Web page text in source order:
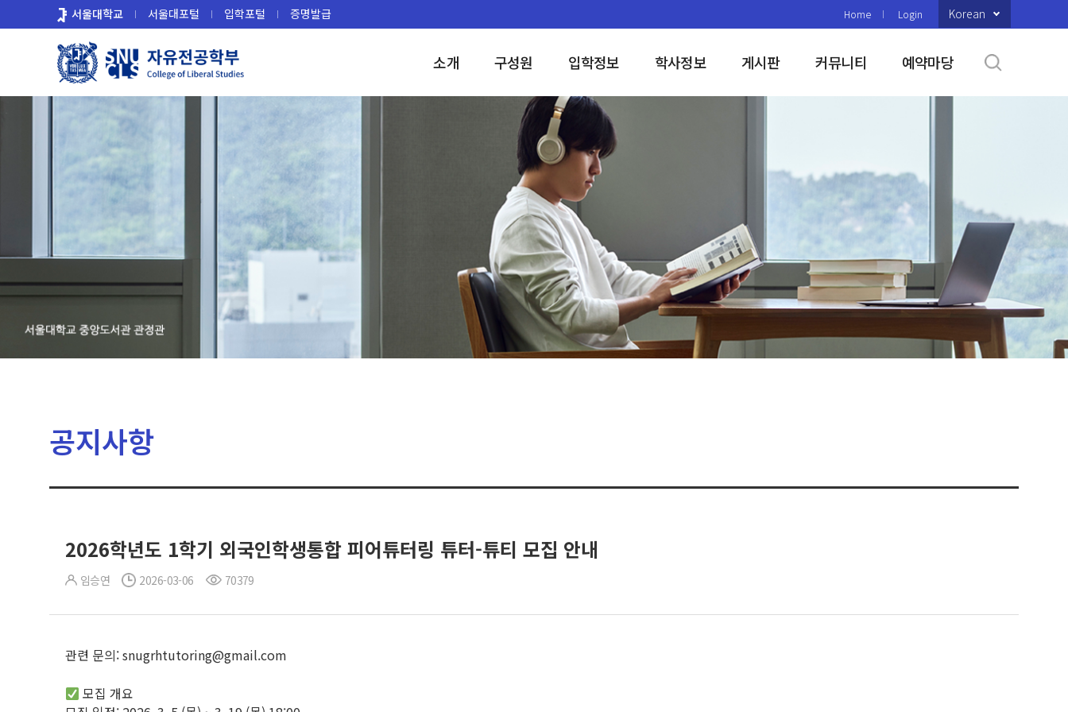
로
서울대학교 서울대포털 입학포털 증명발급 Home Login Korean
소개 구성원 입학정보 학사정보 게시판 커뮤니티 예약마당
공지사항
2026학년도 1학기 외국인학생통합 피어튜터링 튜터-튜티 모집 안내
임승연 2026-03-06 70379
관련 문의: snugrhtutoring@gmail.com
모집 개요